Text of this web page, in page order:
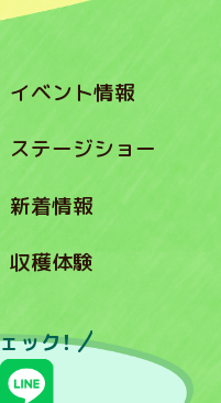
イベント情報
ステージショー
新着情報
収穫体験
ック！